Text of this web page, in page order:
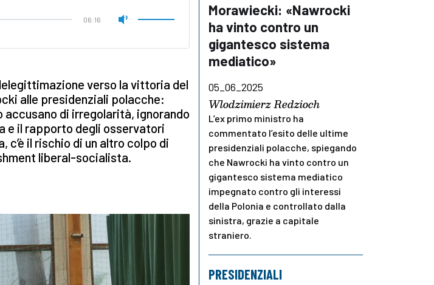
06:16
verso la vittoria del
alle presidenziali polacche:
accusano di irregolarità, ignorando
e il rapporto degli osservatori
c’è il rischio di un altro colpo di
liberal-socialista.
Morawiecki: «Nawrocki
ha vinto contro un
gigantesco sistema
mediatico»
05_06_2025
Wlodzimierz Redzioch
L’ex primo ministro ha
commentato l’esito delle ultime
presidenziali polacche, spiegando
che Nawrocki ha vinto contro un
gigantesco sistema mediatico
impegnato contro gli interessi
della Polonia e controllato dalla
sinistra, grazie a capitale
straniero.
PRESIDENZIALI